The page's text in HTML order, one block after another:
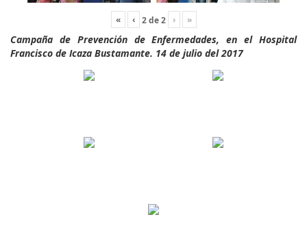
« ‹ 2de2 › »
Campaña de Prevención de Enfermedades, en el Hospital
Francisco de Icaza Bustamante. 14 de julio del 2017